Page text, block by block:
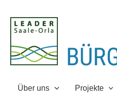
Inhalt
springen
Über uns Projekte